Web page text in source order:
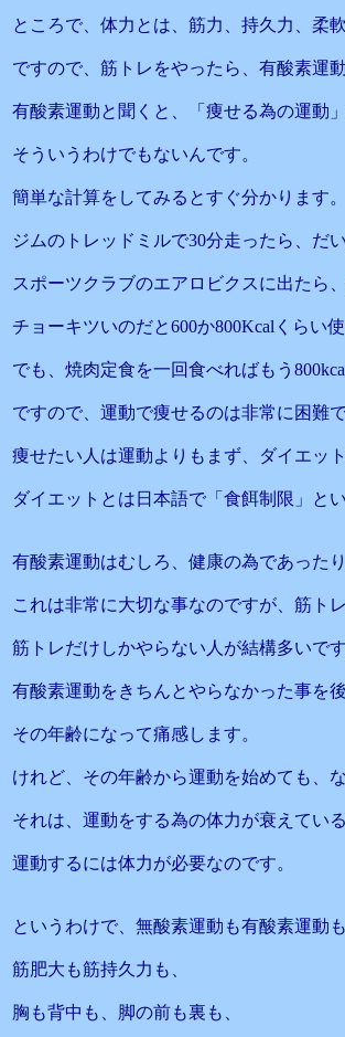
ところで、体力とは、筋力、持久力、柔
ですので、筋トレをやったら、有酸素運
有酸素運動と聞くと、「痩せる為の運動
そういうわけでもないんです。
簡単な計算をしてみるとすぐ分かります。
ジムのトレッドミルで30分走ったら、だ
スポーツクラブのエアロビクスに出たら
チョーキツいのだと600か800Kcalくらい使
でも、焼肉定食を一回食べればもう
ですので、運動で痩せるのは非常に困難で
痩せたい人は運動よりもまず、ダイエッ
ダイエットとは日本語で「食餌制限」と
有酸素運動はむしろ、健康の為であった
これは非常に大切な事なのですが、筋ト
筋トレだけしかやらない人が結構多いです
有酸素運動をきちんとやらなかった事を
その年齢になって痛感します。
けれど、その年齢から運動を始めても、
それは、運動をする為の体力が衰えている
運動するには体力が必要なのです。
というわけで、無酸素運動も有酸素運動も
筋肥大も筋持久力も、
胸も背中も、脚の前も裏も、